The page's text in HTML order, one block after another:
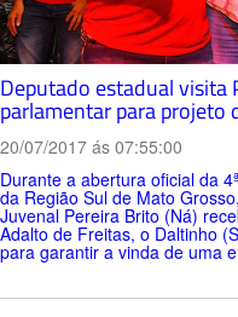
Deputado estadual visita
parlamentar para projeto
20/07/2017 ás 07:55:00
Durante a abertura oficial da
da Região Sul de Mato
Juvenal Pereira Brito (Ná)
Adalto de Freitas, o Daltinho
para garantir a vinda de uma